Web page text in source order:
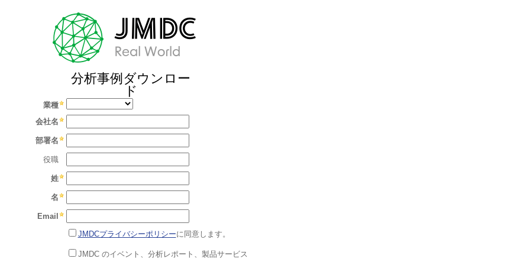
業種
会社名
部署名
役職
姓
名
Email
JMDCプライバシーポリシーに同意します。
JMDC のイベント、分析レポート、製品サービス
分析事例ダウンロー
ド